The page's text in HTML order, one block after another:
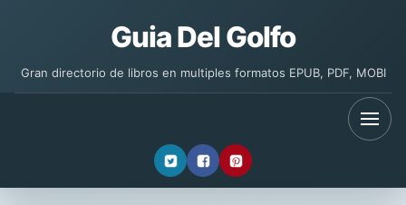
Guia Del Golfo
Gran directorio de libros en multiples formatos EPUB, PDF, MOBI